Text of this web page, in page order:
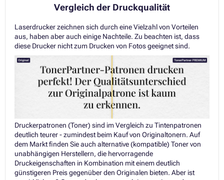
Vergleich der Druckqualität
Laserdrucker zeichnen sich durch eine Vielzahl von Vorteilen
aus, haben aber auch einige Nachteile. Zu beachten ist, dass
diese Drucker nicht zum Drucken von Fotos geeignet sind.
Druckerpatronen (Toner) sind im Vergleich zu Tintenpatronen
deutlich teurer - zumindest beim Kauf von Originaltonern. Auf
dem Markt finden Sie auch alternative (kompatible) Toner von
unabhängigen Herstellern, die hervorragende
Druckeigenschaften in Kombination mit einem deutlich
günstigeren Preis gegenüber den Originalen bieten. Aber ist